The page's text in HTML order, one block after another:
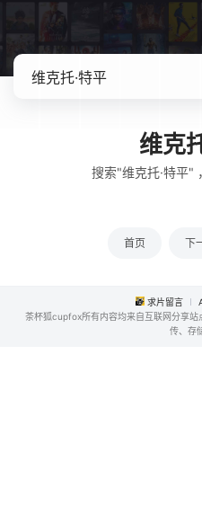
维克
搜索"维克托·特平"
首页 下
求片留言
茶杯狐cupfox所有内容均来自互联网分享站
传、存